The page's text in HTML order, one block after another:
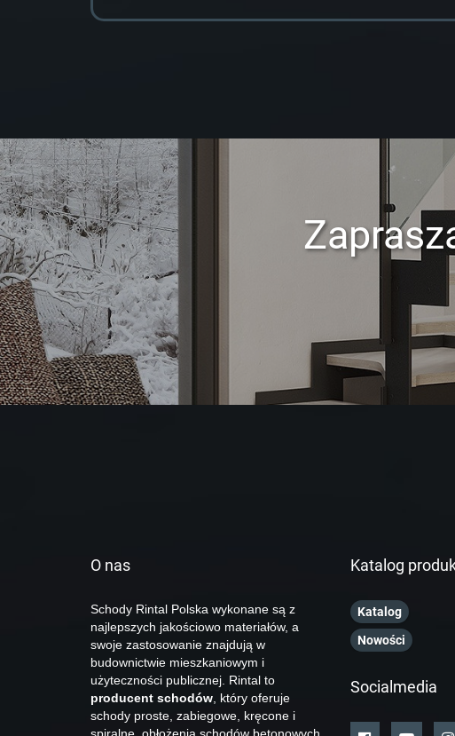
O nas
Schody Rintal Polska wykonane są z
najlepszych jakościowo materiałów, a
swoje zastosowanie znajdują w
budownictwie mieszkaniowym i
użyteczności publicznej. Rintal to
producent schodów , który oferuje
schody proste, zabiegowe, kręcone i
Katalog
Katalog
Nowości
Socialmedia